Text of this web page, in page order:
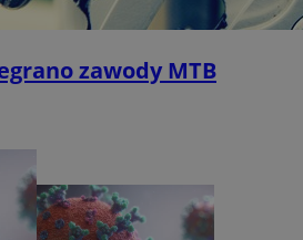
zawody MTB